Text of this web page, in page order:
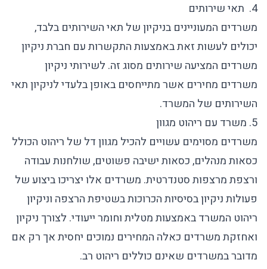
4. תאי שירותים
משרדים המעוניינים בניקיון של תאי השירותים בלבד,
יכולים לעשות זאת באמצעות התקשרות עם חברת ניקיון
משרדים המציעה שירותים מסוג זה. לשירותי ניקיון
משרדים מחירים אשר מתייחסים באופן בלעדי לניקיון תאי
השירותים של המשרד.
5. משרד עם ריהוט מגוון
משרדים מסוימים עשויים להכיל מגוון דל של ריהוט הכולל
כסאות מנהלים, כסאות ישיבה פשוטים, שולחנות עבודה
ורצפת מרצפות סטנדרטית. משרדים אלו יצריכו ביצוע של
פעולות ניקיון בסיסיות הכרוכות בשטיפת הרצפה וניקיון
ריהוט המשרד באמצעות מטלית וחומר ייעודי. לצורךניקיון
ואחזקת משרדים כאלה המחירים נמוכים יחסית אך רק אם
מדובר במשרדים שאינם כוללים ריהוט רב.